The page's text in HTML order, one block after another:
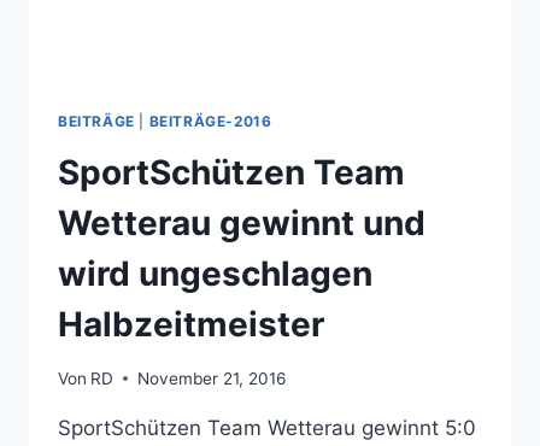
BEITRÄGE BEITRÄGE-2016
SportSchützen Team
Wetterau gewinnt und
wird ungeschlagen
Halbzeitmeister
Von RD November 21, 2016
SportSchützen Team Wetterau gewinnt 5:0